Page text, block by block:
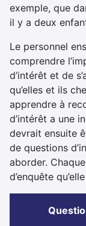
exemple, que
il y a deux
Le personnel
comprendre
d’intérêt et de
qu’elles et ils
apprendre à
d’intérêt a une
devrait ensuite
de questions
aborder.
d’enquête